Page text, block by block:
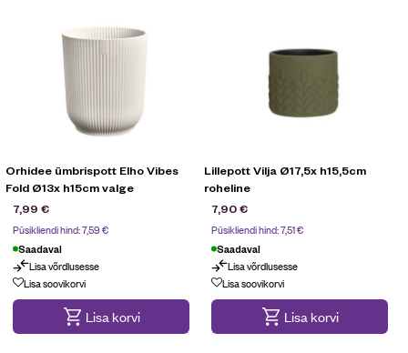
Orhidee ümbrispott Elho Vibes
Fold Ø13x h15cm valge
7,99 €
Püsikliendi hind:7,59€
Saadaval
Lisa võrdlusesse
Lisa soovikorvi
Lisa korvi
Lillepott Vilja Ø17,5x h15,5cm
roheline
7,90€
Püsikliendi hind:7,51€
Saadaval
Lisa võrdlusesse
Lisa soovikorvi
Lisa korvi